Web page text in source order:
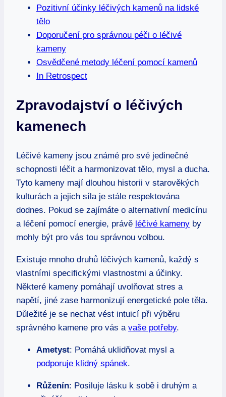
Pozitivní účinky léčivých kamenů na lidské
tělo
Doporučení pro správnou péči o léčivé
kameny
Osvědčené metody léčení pomocí kamenů
In Retrospect
Zpravodajství o léčivých
kamenech
Léčivé kameny jsou známé pro své jedinečné
schopnosti léčit a harmonizovat tělo, mysl a ducha.
Tyto kameny mají dlouhou historii v starověkých
kulturách a jejich síla je stále respektována
dodnes. Pokud se zajímáte o alternativní medicínu
a léčení pomocí energie, právě léčivé kameny by
mohly být pro vás tou správnou volbou.
Existuje mnoho druhů léčivých kamenů, každý s
vlastními specifickými vlastnostmi a účinky.
Některé kameny pomáhají uvolňovat stres a
napětí, jiné zase harmonizují energetické pole těla.
Důležité je se nechat vést intuicí při výběru
správného kamene pro vás a vaše potřeby.
Ametyst: Pomáhá uklidňovat mysl a
podporuje klidný spánek.
Růženín: Posiluje lásku k sobě i druhým a